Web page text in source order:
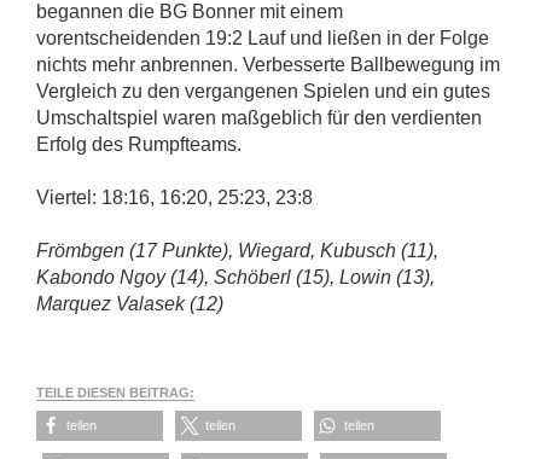
begannen die BG Bonner mit einem
vorentscheidenden 19:2 Lauf und ließen in der Folge
nichts mehr anbrennen. Verbesserte Ballbewegung im
Vergleich zu den vergangenen Spielen und ein gutes
Umschaltspiel waren maßgeblich für den verdienten
Erfolg des Rumpfteams.
Viertel: 18:16, 16:20, 25:23, 23:8
Frömbgen (17 Punkte), Wiegard, Kubusch (11),
Kabondo Ngoy (14), Schöberl (15), Lowin (13),
Marquez Valasek (12)
TEILE DIESEN BEITRAG:
teilen teilen teilen